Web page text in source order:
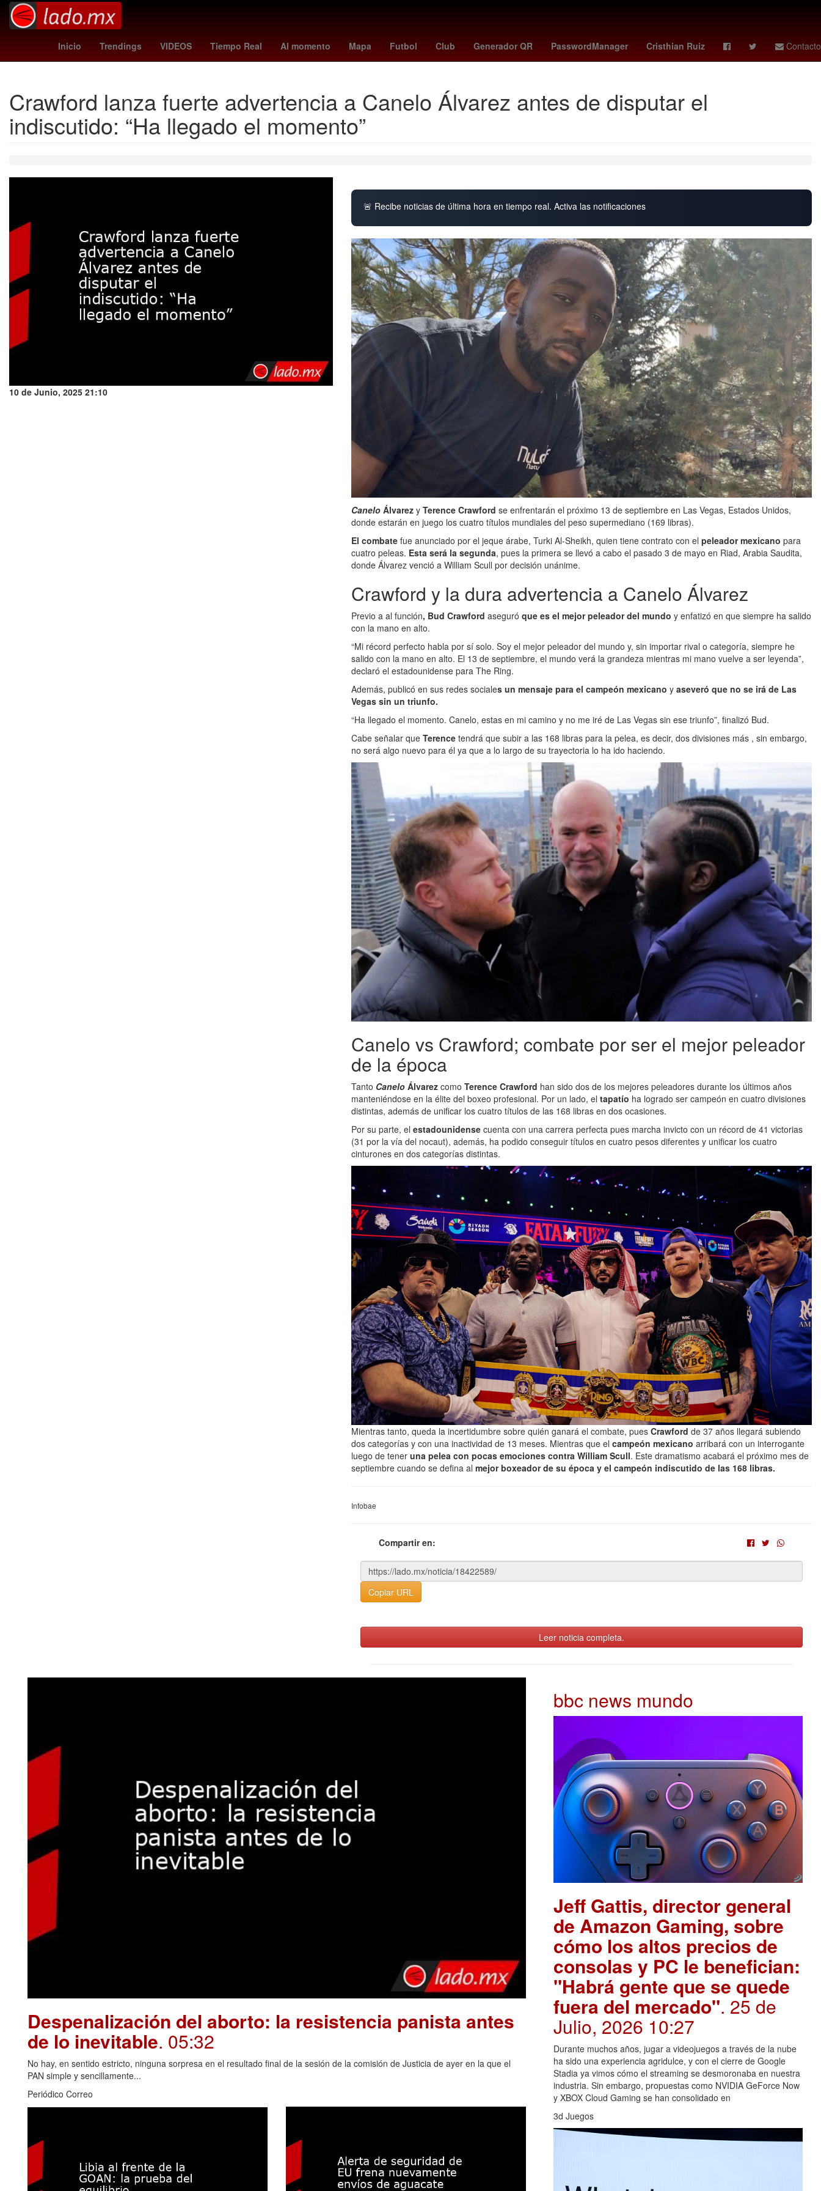
Inicio Trendings VIDEOS Tiempo Real Al momento Mapa Futbol Club Generador QR PasswordManager Cristhian Ruiz Contacto
Miguel Herrera HBO rodri Clima CDMX hoy España arsenal crystal palace Digitalización Pago estadio banorte Venezolanos
Crawford lanza fuerte advertencia a Canelo Álvarez antes de disputar el
indiscutido: “Ha llegado el momento”
10 de Junio, 2025 21:10
🚨 Recibe noticias de última hora en tiempo real. Activa las notificaciones
Canelo Álvarez y Terence Crawford se enfrentarán el próximo 13 de septiembre en Las Vegas, Estados Unidos,
donde estarán en juego los cuatro títulos mundiales del peso supermediano (169 libras).
El combate fue anunciado por el jeque árabe, Turki Al-Sheikh, quien tiene contrato con el peleador mexicano para
cuatro peleas. Esta será la segunda, pues la primera se llevó a cabo el pasado 3 de mayo en Riad, Arabia Saudita,
donde Álvarez venció a William Scull por decisión unánime.
Crawford y la dura advertencia a Canelo Álvarez
Previo a al función, Bud Crawford aseguró que es el mejor peleador del mundo y enfatizó en que siempre ha salido
con la mano en alto.
“Mi récord perfecto habla por sí solo. Soy el mejor peleador del mundo y, sin importar rival o categoría, siempre he
salido con la mano en alto. El 13 de septiembre, el mundo verá la grandeza mientras mi mano vuelve a ser leyenda”,
declaró el estadounidense para The Ring.
Además, publicó en sus redes sociales un mensaje para el campeón mexicano y aseveró que no se irá de Las
Vegas sin un triunfo.
“Ha llegado el momento. Canelo, estas en mi camino y no me iré de Las Vegas sin ese triunfo”, finalizó Bud.
Cabe señalar que Terence tendrá que subir a las 168 libras para la pelea, es decir, dos divisiones más , sin embargo,
no será algo nuevo para él ya que a lo largo de su trayectoria lo ha ido haciendo.
Canelo vs Crawford; combate por ser el mejor peleador
de la época
Tanto Canelo Álvarez como Terence Crawford han sido dos de los mejores peleadores durante los últimos años
manteniéndose en la élite del boxeo profesional. Por un lado, el tapatío ha logrado ser campeón en cuatro divisiones
distintas, además de unificar los cuatro títulos de las 168 libras en dos ocasiones.
Por su parte, el estadounidense cuenta con una carrera perfecta pues marcha invicto con un récord de 41 victorias
(31 por la vía del nocaut), además, ha podido conseguir títulos en cuatro pesos diferentes y unificar los cuatro
cinturones en dos categorías distintas.
Mientras tanto, queda la incertidumbre sobre quién ganará el combate, pues Crawford de 37 años llegará subiendo
dos categorías y con una inactividad de 13 meses. Mientras que el campeón mexicano arribará con un interrogante
luego de tener una pelea con pocas emociones contra William Scull. Este dramatismo acabará el próximo mes de
septiembre cuando se defina al mejor boxeador de su época y el campeón indiscutido de las 168 libras.
Infobae
Compartir en:
Copiar URL
Leer noticia completa.
Despenalización del aborto: la resistencia panista antes
de lo inevitable. 05:32
No hay, en sentido estricto, ninguna sorpresa en el resultado final de la sesión de la comisión de Justicia de ayer en la que el
PAN simple y sencillamente...
Periódico Correo
bbc news mundo
Jeff Gattis, director general
de Amazon Gaming, sobre
cómo los altos precios de
consolas y PC le benefician:
"Habrá gente que se quede
fuera del mercado". 25 de
Julio, 2026 10:27
Durante muchos años, jugar a videojuegos a través de la nube
ha sido una experiencia agridulce, y con el cierre de Google
Stadia ya vimos cómo el streaming se desmoronaba en nuestra
industria. Sin embargo, propuestas como NVIDIA GeForce Now
y XBOX Cloud Gaming se han consolidado en
3d Juegos